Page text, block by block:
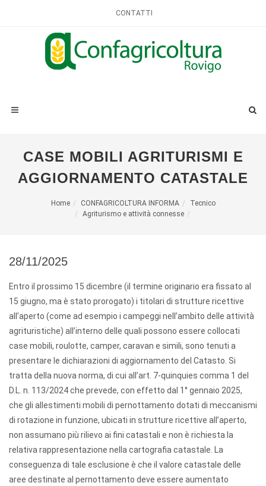
CONTATTI
CASE MOBILI AGRITURISMI E
AGGIORNAMENTO CATASTALE
Home CONFAGRICOLTURA INFORMA
Tecnico
Agriturismo e attività connesse
28/11/2025
Entro il prossimo 15 dicembre (il termine originario era fissato al
15 giugno, ma è stato prorogato) i titolari di strutture ricettive
all’aperto (come ad esempio i campeggi nell’ambito delle attività
agrituristiche) all’interno delle quali possono essere collocati
case mobili, roulotte, camper, caravan e simili, sono tenuti a
presentare le dichiarazioni di aggiornamento del Catasto. Si
tratta della nuova norma, di cui all’art. 7-quinquies comma 1 del
D.L. n. 113/2024 che prevede, con effetto dal 1° gennaio 2025,
che gli allestimenti mobili di pernottamento dotati di meccanismi
di rotazione in funzione, ubicati in strutture ricettive all’aperto,
non assumano più rilievo ai fini catastali e non è richiesta la
relativa rappresentazione nella cartografia catastale. La
conseguenza di tale esclusione è che il valore catastale delle
aree destinate al pernottamento deve essere aumentato